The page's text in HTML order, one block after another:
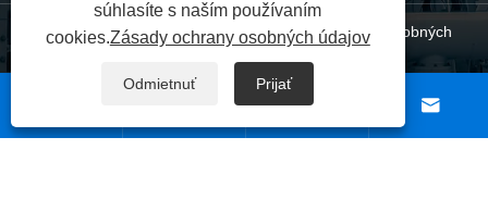
Links | Sitemap | RSS | XML | Zásady ochrany osobných
údajov
 
súhlasíte s naším používaním
cookies.Zásady ochrany osobných údajov
Odmietnuť Prijať